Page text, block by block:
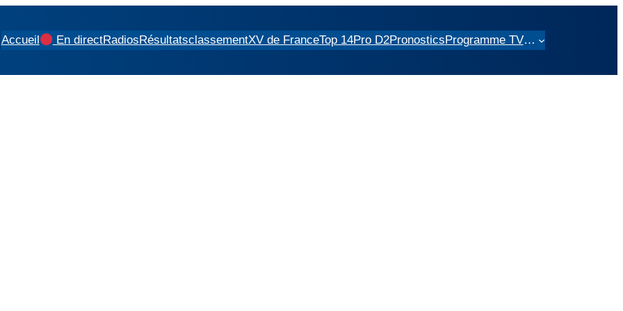
Accueil En directRadiosRésultatsclassementXV de FranceTop 14Pro D2PronosticsProgramme TV…